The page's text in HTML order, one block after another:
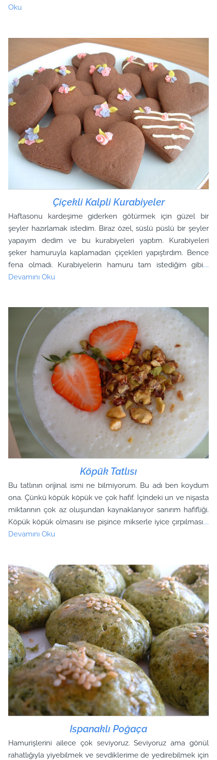
Oku
Çiçekli Kalpli Kurabiyeler
Haftasonu kardeşime giderken götürmek için güzel bir
şeyler hazırlamak istedim. Biraz özel, süslü püslü bir şeyler
yapayım dedim ve bu kurabiyeleri yaptım. Kurabiyeleri
şeker hamuruyla kaplamadan çiçekleri yapıştırdım. Bence
fena olmadı. Kurabiyelerin hamuru tam istediğim gibi....
Devamını Oku
Köpük Tatlısı
Bu tatlının orijinal ismi ne bilmiyorum. Bu adı ben koydum
ona. Çünkü köpük köpük ve çok hafif. İçindeki un ve nişasta
miktarının çok az oluşundan kaynaklanıyor sanırım hafifliği.
Köpük köpük olmasını ise pişince mikserle iyice çırpılması....
Devamını Oku
Ispanaklı Poğaça
Hamurişlerini ailece çok seviyoruz. Seviyoruz ama gönül
rahatlığıyla yiyebilmek ve sevdiklerime de yedirebilmek için